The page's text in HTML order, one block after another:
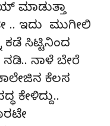
ಮಾಡುತ್ತಾ
.. ಇದು ಮುಗೀಲಿ
ಸಿಟ್ಟಿನಿಂದ
ನಾಳೆ ಬೇರೆ
ಕೆಲಸ
ಕೇಳಿದ್ದು..